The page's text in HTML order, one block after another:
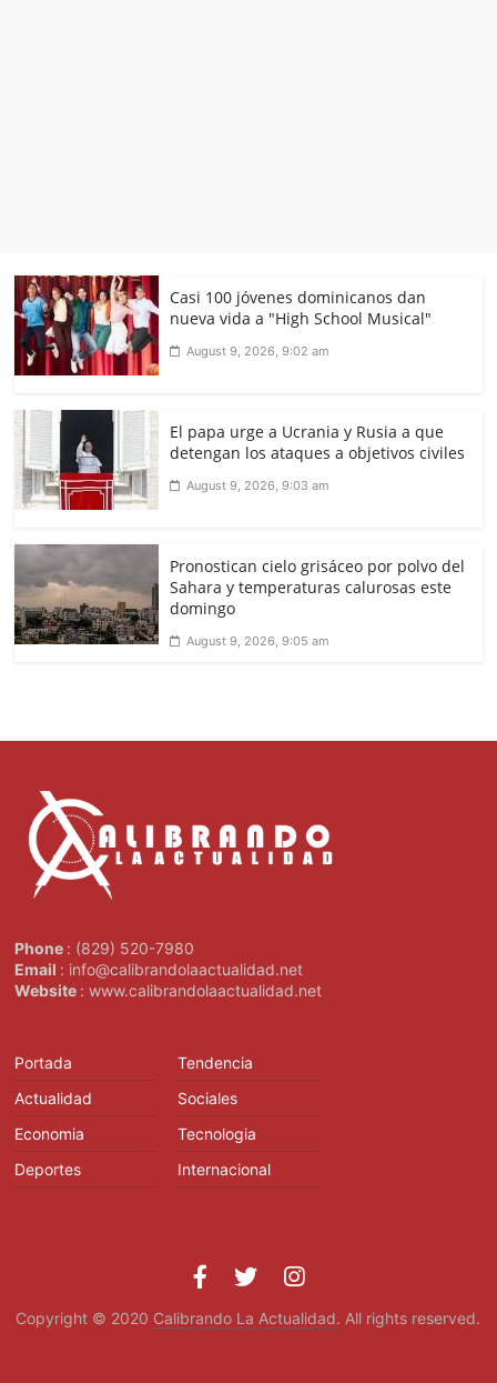
Casi 100 jóvenes dominicanos dan
nueva vida a "High School Musical"
August 9, 2026, 9:02 am
El papa urge a Ucrania y Rusia a que
detengan los ataques a objetivos civiles
August 9, 2026, 9:03 am
Pronostican cielo grisáceo por polvo del
Sahara y temperaturas calurosas este
domingo
August 9, 2026, 9:05 am
Phone : (829) 520-7980
Email : info@calibrandolaactualidad.net
Website : www.calibrandolaactualidad.net
Portada
Actualidad
Economia
Deportes
Tendencia
Sociales
Tecnologia
Internacional
Copyright © 2020 Calibrando La Actualidad. All rights reserved.